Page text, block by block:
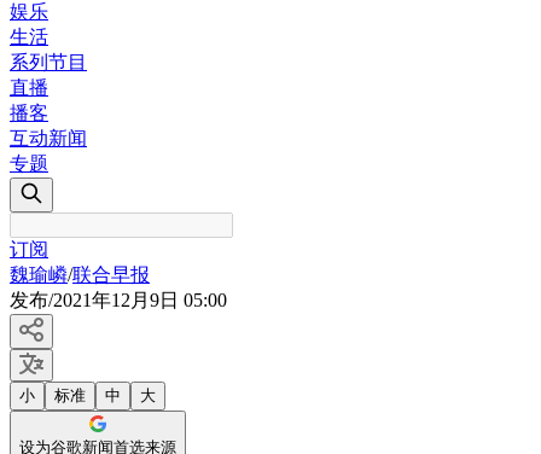
娱乐
生活
系列节目
直播
播客
互动新闻
专题
订阅
魏瑜嶙/联合早报
发布/2021年12月9日 05:00
小 标准 中 大
设为谷歌新闻首选来源